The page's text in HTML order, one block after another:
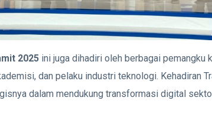
2025 ini juga dihadiri oleh berbagai pemangku
dan pelaku industri teknologi. Kehadiran
dalam mendukung transformasi digital